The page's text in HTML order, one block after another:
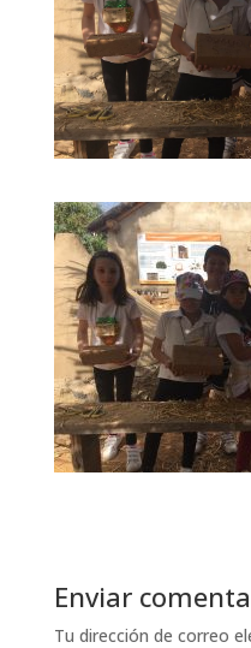
Enviar
Tu dirección de correo